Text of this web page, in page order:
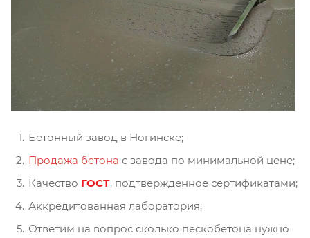
Бетонный завод в Ногинске;
Продажа бетона с завода по минимальной цене;
Качество ГОСТ, подтвержденное сертификатами;
Аккредитованная лаборатория;
Ответим на вопрос сколько пескобетона нужно